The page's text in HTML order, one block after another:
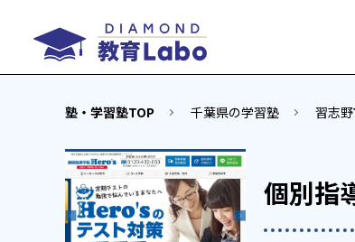
塾・学習塾TOP 千葉県の学習塾 習志
個別指